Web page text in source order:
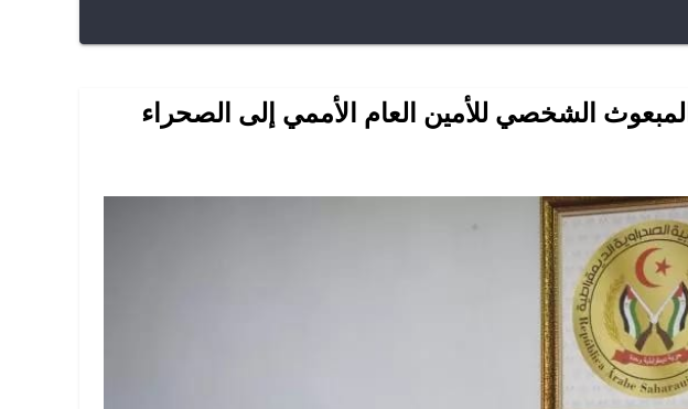
الشخصي للأمين العام الأممي إلى الصحراء